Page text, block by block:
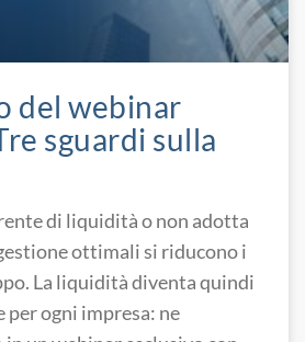
del webinar
sguardi sulla
di liquidità o non adotta
ottimali si riducono i
La liquidità diventa quindi
per ogni impresa: ne